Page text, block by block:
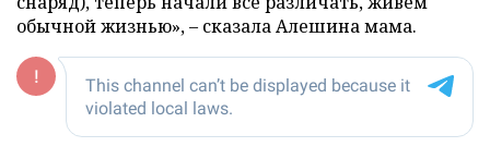
обычной жизнью», – сказала Алешина мама.